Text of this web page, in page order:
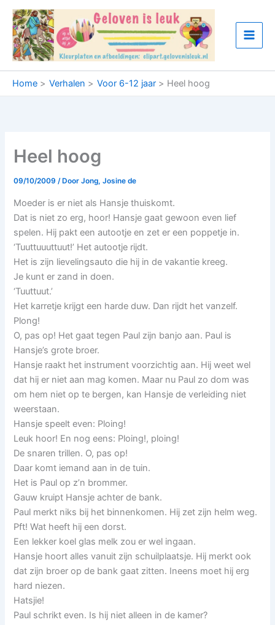
naar
inhoud
Home Verhalen Voor 6-12 jaar Heel hoog
Heel hoog
09/10/2009/ DoorJong, Josine de
Moeder is er niet als Hansje thuiskomt.
Dat is niet zo erg, hoor! Hansje gaat gewoon even lief
spelen. Hij pakt een autootje en zet er een poppetje in.
‘Tuuttuuuttuut!’ Het autootje rijdt.
Het is zijn lievelingsauto die hij in de vakantie kreeg.
Je kunt er zand in doen.
‘Tuuttuut.’
Het karretje krijgt een harde duw. Dan rijdt het vanzelf.
Plong!
O, pas op! Het gaat tegen Paul zijn banjo aan. Paul is
Hansje’s grote broer.
Hansje raakt het instrument voorzichtig aan. Hij weet wel
dat hij er niet aan mag komen. Maar nu Paul zo dom was
om hem niet op te bergen, kan Hansje de verleiding niet
weerstaan.
Hansje speelt even: Ploing!
Leuk hoor! En nog eens: Ploing!, ploing!
De snaren trillen. O, pas op!
Daar komt iemand aan in de tuin.
Het is Paul op z’n brommer.
Gauw kruipt Hansje achter de bank.
Paul merkt niks bij het binnenkomen. Hij zet zijn helm weg.
Pft! Wat heeft hij een dorst.
Een lekker koel glas melk zou er wel ingaan.
Hansje hoort alles vanuit zijn schuilplaatsje. Hij merkt ook
dat zijn broer op de bank gaat zitten. Ineens moet hij erg
hard niezen.
Hatsjie!
Paul schrikt even. Is hij niet alleen in de kamer?